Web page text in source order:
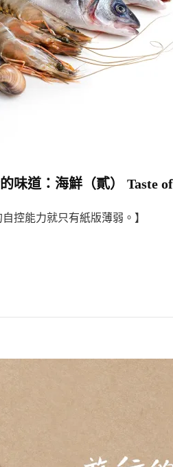
味道：海鮮（貳） Taste
控能力就只有紙版薄弱。】